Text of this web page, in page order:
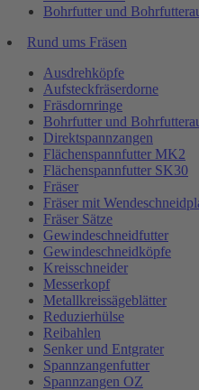
Bohrfutter und
Rund ums Fräsen
Ausdrehköpfe
Aufsteckfräserdorne
Fräsdornringe
Bohrfutter und
Direktspannzangen
Flächenspannfutter MK2
Flächenspannfutter SK30
Fräser
Fräser mit
Fräser Sätze
Gewindeschneidfutter
Gewindeschneidköpfe
Kreisschneider
Messerkopf
Metallkreissägeblätter
Reduzierhülse
Reibahlen
Senker und Entgrater
Spannzangenfutter
Spannzangen OZ